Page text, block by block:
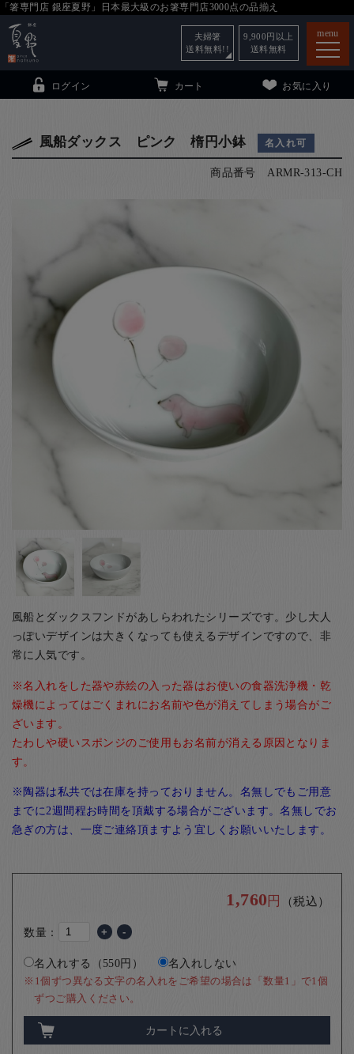
「箸専門店 銀座夏野」日本最大級のお箸専門店3000点の品揃え
menu
について
について
ご利用ガイド
法人・飲食店のお客様
店舗紹介
お問い合わせ
ログイン カート お気に入り
夫婦箸
送料無料!!
9,900 円以上
送料無料
風船ダックス ピンク 楕円小鉢 名入れ可
商品番号 ARMR-313-CH
風船とダックスフンドがあしらわれたシリーズです。少し大人
っぽいデザインは大きくなっても使えるデザインですので、非
常に人気です。
※名入れをした器や赤絵の入った器はお使いの食器洗浄機・乾
燥機によってはごくまれにお名前や色が消えてしまう場合がご
ざいます。
たわしや硬いスポンジのご使用もお名前が消える原因となりま
す。
※陶器は私共では在庫を持っておりません。名無しでもご用意
までに2週間程お時間を頂戴する場合がございます。名無しでお
急ぎの方は、一度ご連絡頂ますよう宜しくお願いいたします。
1,760 円 （税込）
数量： + -
名入れする（550円） 名入れしない
※1個ずつ異なる文字の名入れをご希望の場合は「数量1」で1個
ずつご購入ください。
カートに入れる